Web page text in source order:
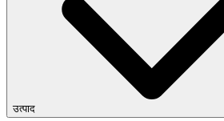
उत्पाद